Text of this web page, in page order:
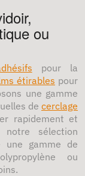
ou
pour la
étirables pour
une gamme
de cerclage
rapidement et
sélection
une gamme de
ou